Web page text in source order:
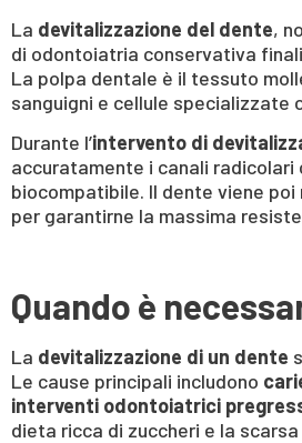
La devitalizzazione del dente,
di odontoiatria conservativa
La polpa dentale è il tessuto
sanguigni e cellule specializzate
Durante l’intervento di
accuratamente i canali
biocompatibile. Il dente viene
per garantirne la massima
Quando è
La devitalizzazione di un dente
Le cause principali includono
interventi odontoiatrici
dieta ricca di zuccheri e la